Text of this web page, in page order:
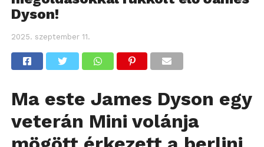
Dyson!
2025. szeptember 11.
Ma este James Dyson egy
veterán Mini volánja